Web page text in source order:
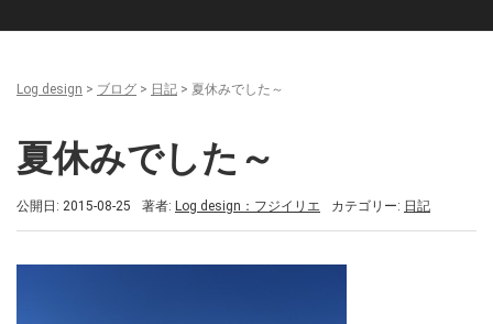
Log design > ブログ > 日記 > 夏休みでした～
夏休みでした～
公開日: 2015-08-25 著者: Log design：フジイリエ カテゴリー: 日記